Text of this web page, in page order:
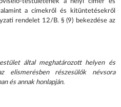
a címekről és kitüntetésekről
rendelet 12/B. § (9) bekezdése az
által meghatározott helyen és
elismerésben részesülők névsora
és annak honlapján.